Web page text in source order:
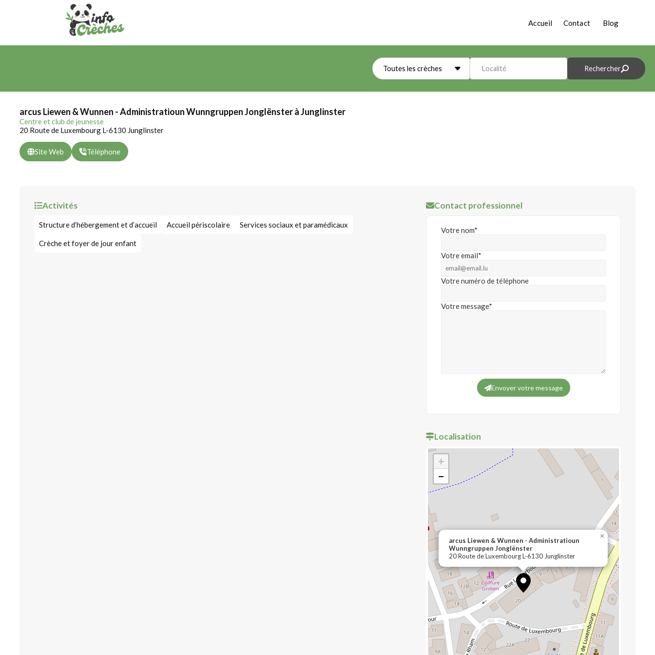
Accueil Contact Blog
Toutes les crèches Localité Rechercher
arcus Liewen & Wunnen - Administratioun Wunngruppen Jonglënster à Junglinster
Centre et club de jeunesse
20 Route de Luxembourg L-6130 Junglinster
Site Web Téléphone
Activités
Structure d’hébergement et d’accueil Accueil périscolaire Services sociaux et paramédicaux
Crèche et foyer de jour enfant
Contact professionnel
Votre nom*
Votre email*
Votre numéro de téléphone
Votre message*
Envoyer votre message
Localisation
arcus Liewen & Wunnen - Administratioun
Wunngruppen Jonglënster
20 Route de Luxembourg L-6130 Junglinster
×
+
−